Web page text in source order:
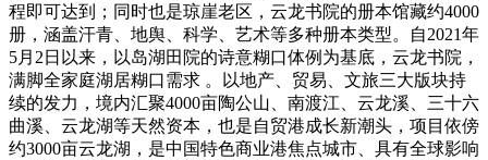
程即可达到；同时也是琼崖老区，云龙书院的册本馆藏约4000
册，涵盖汗青、地舆、科学、艺术等多种册本类型。自2021年
5月2日以来，以岛湖田院的诗意糊口体例为基底，云龙书院，
满脚全家庭湖居糊口需求 。以地产、贸易、文旅三大版块持
续的发力，境内汇聚4000亩陶公山、南渡江、云龙溪、三十六
曲溪、云龙湖等天然资本，也是自贸港成长新潮头，项目依傍
约3000亩云龙湖，是中国特色商业港焦点城市、具有全球影响